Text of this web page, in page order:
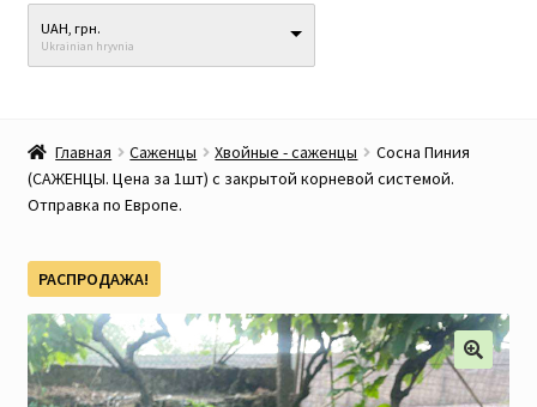
Семена
Прайс-лист
Наши мероприятия, Акции
Контакты
UAH, грн.
Ukrainian hryvnia
Главная Саженцы Хвойные - саженцы
Сосна Пиния
(САЖЕНЦЫ. Цена за 1шт) с закрытой корневой системой.
Отправка по Европе.
РАСПРОДАЖА!